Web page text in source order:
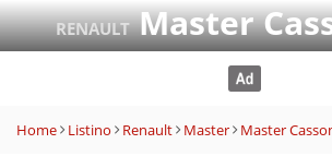
RENAULTMaster
Home Listino Renault Master Master